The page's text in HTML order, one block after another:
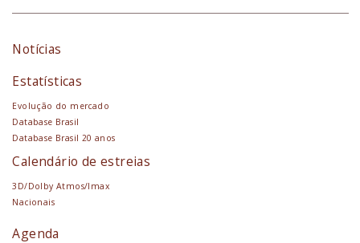
Notícias
Estatísticas
Evolução do mercado
Database Brasil
Database Brasil 20 anos
Calendário de estreias
3D/Dolby Atmos/Imax
Nacionais
Agenda